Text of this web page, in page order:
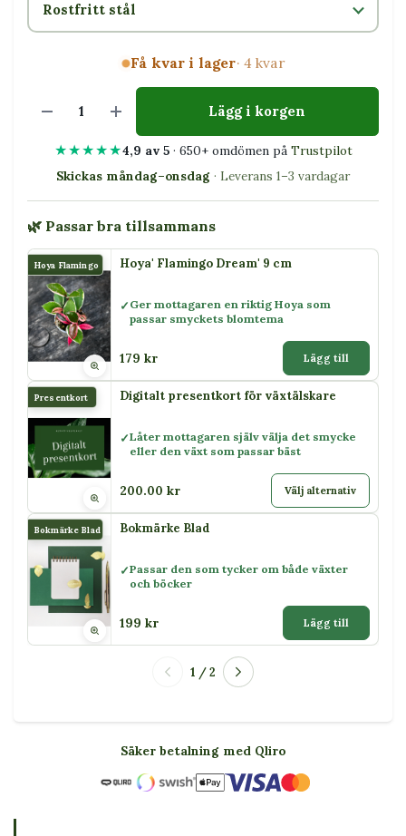
Få kvar i lager· 4 kvar
Lägg i korgen
★★★★★4,9 av 5· 650+ omdömen på Trustpilot
Skickas måndag–onsdag · Leverans 1–3 vardagar
🌿 Passar bra tillsammans
Hoya Flamingo Hoya' Flamingo Dream' 9 cm
Ger mottagaren en riktig Hoya som
passar smyckets blomtema
179 kr Lägg till
Presentkort Digitalt presentkort för växtälskare
Låter mottagaren själv välja det smycke
eller den växt som passar bäst
200.00 kr Välj alternativ
Bokmärke Blad Bokmärke Blad
Passar den som tycker om både växter
och böcker
199 kr Lägg till
1 / 2
Säker betalning med Qliro